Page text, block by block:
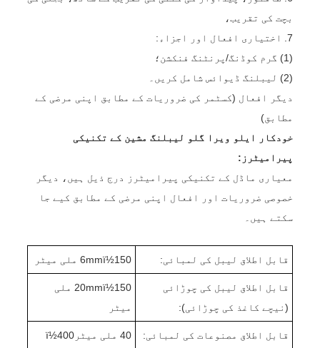
بچت کی تقریب،
7. اختیاری افعال اور اجزاء:
(1) گرم کوڈنگ/پرنٹنگ فنکشن؛
(2) لیبلنگ ڈیوائس شامل کریں۔
دیگر افعال (کسٹمر کی ضروریات کے مطابق اپنی مرضی کے
مطابق)
خودکار ایلو ویرا گلو لیبلنگ مشین کے تکنیکی
پیرامیٹرز:
معیاری ماڈل کے تکنیکی پیرامیٹرز درج ذیل ہیں، دیگر
خصوصی ضروریات اور افعال اپنی مرضی کے مطابق کیے جا
سکتے ہیں۔
قابل اطلاق لیبل کی لمبائی: 6mmï½150 ملی میٹر
قابل اطلاق لیبل کی چوڑائی
(نیچے کاغذ کی چوڑائی):
20mmï½150 ملی
میٹر
قابل اطلاق مصنوعات کی لمبائی: 4
0 ملی میٹرï½400